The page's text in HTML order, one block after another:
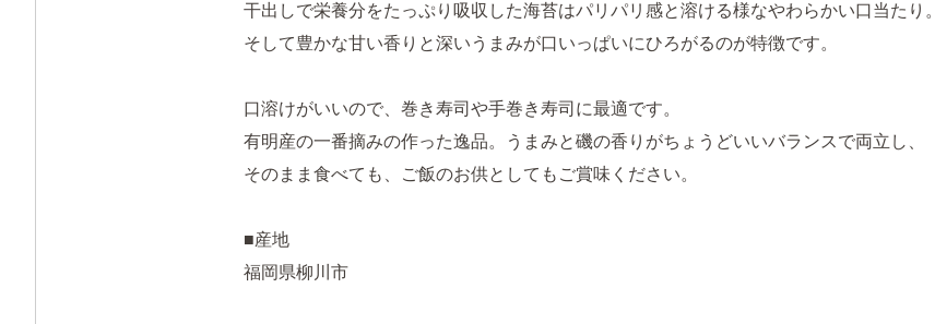
干出しで栄養分をたっぷり吸収した海苔はパリパリ感と溶ける様なやわらかい口当たり。
そして豊かな甘い香りと深いうまみが口いっぱいにひろがるのが特徴です。
口溶けがいいので、巻き寿司や手巻き寿司に最適です。
有明産の一番摘みの作った逸品。うまみと磯の香りがちょうどいいバランスで両立し、
そのまま食べても、ご飯のお供としてもご賞味ください。
■産地
福岡県柳川市